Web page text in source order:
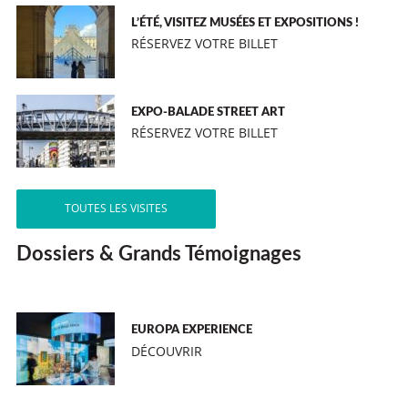
L’ÉTÉ, VISITEZ MUSÉES ET EXPOSITIONS !
RÉSERVEZ VOTRE BILLET
EXPO-BALADE STREET ART
RÉSERVEZ VOTRE BILLET
TOUTES LES VISITES
Dossiers & Grands Témoignages
EUROPA EXPERIENCE
DÉCOUVRIR